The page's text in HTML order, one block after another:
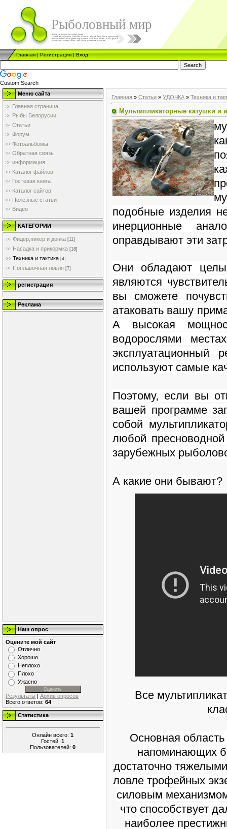
Рыболовный мир
Главная|Регистрация|Вход
Custom Search
Меню сайта
Главная страница
Рыбы Белорусии
Статьи
Форум
Фотоальбомы
Обратная связь
информация
Каталог файлов
Гостевая книга
Каталог сайтов
Полезные статьи
Видео
КАТЕГОРИИ
Фидер,пикер и донка [11]
Насадка и прикормка [18]
Техника и тактика [4]
Поплавочная ловля [7]
регистрация
Реклама
Наш опрос
Оцените мой сайт
Отлично
Хорошо
Неплохо
Плохо
Ужасно
Результаты | Архив опросов
Всего ответов: 64
Статистика
Онлайн всего:1
Гостей:1
Пользователей:0
Главная » Статьи » УДОЧКА » Техника и
Мультипликаторные катушки и
подобные изделия
инерционные
оправдывают эти
Они обладают
являются
вы сможете
атаковать вашу
А высокая
водорослями
эксплуатационный
используют самые
Поэтому, если вы
вашей программе
собой
любой
зарубежных
А какие они бывают?
Все
Основная
напоминающих
достаточно
ловле трофейных
силовым
что способствует
наиболее